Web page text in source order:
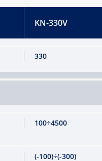
KN-330V
330
100÷4500
(-100)÷(-300)